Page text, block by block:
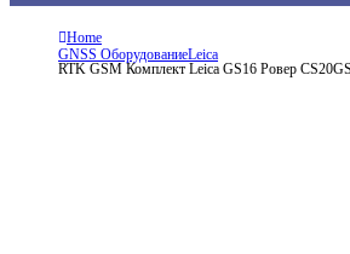
Home
GNSS ОборудованиеLeica
RTK GSM Комплект Leica GS16 Ровер CS20